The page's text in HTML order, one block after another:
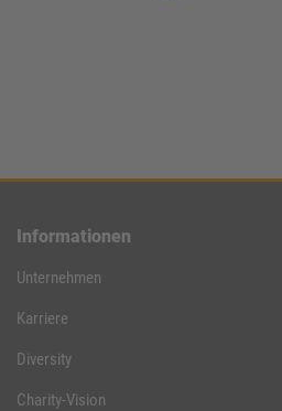
Informationen
Unternehmen
Karriere
Diversity
Charity-Vision